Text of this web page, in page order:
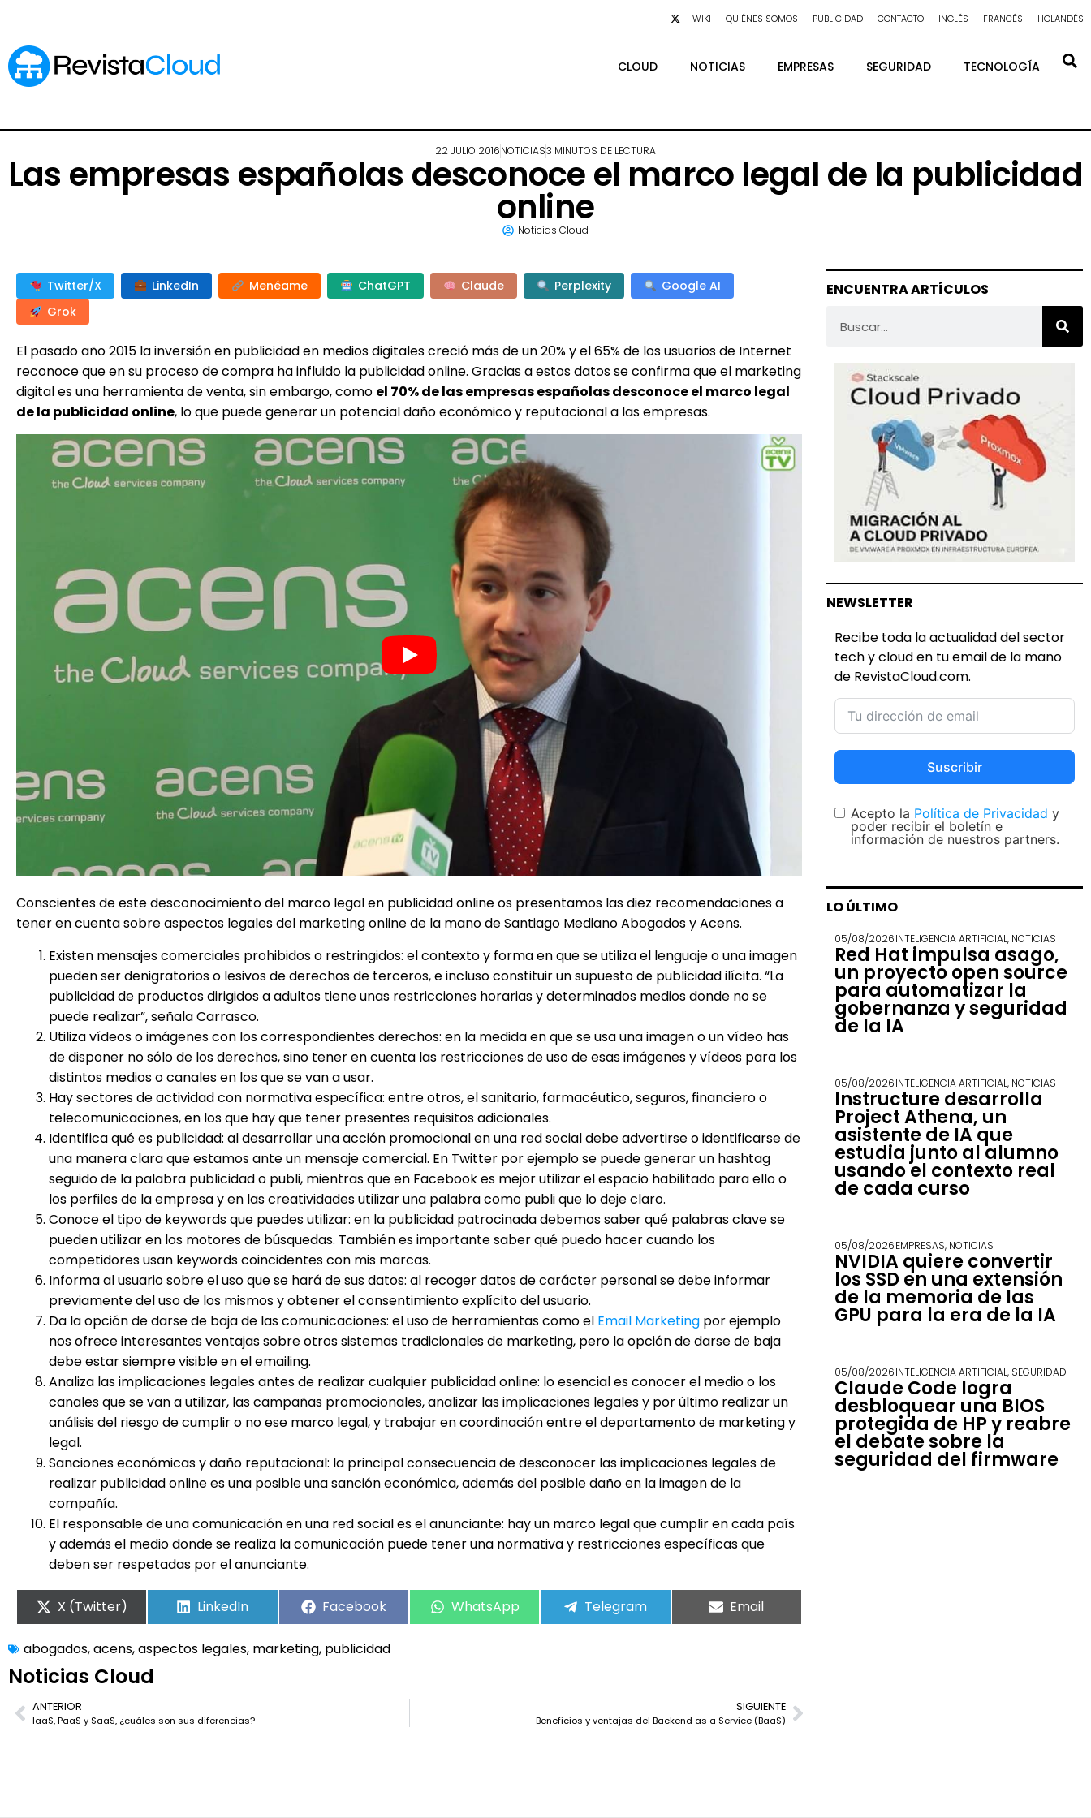
WIKI QUIÉNES SOMOS PUBLICIDAD CONTACTO INGLÉS FRANCÉS HOLANDÉS
CLOUD NOTICIAS EMPRESAS SEGURIDAD TECNOLOGÍA
22 JULIO 2016NOTICIAS3 MINUTOS DE LECTURA
Las empresas españolas desconoce el marco legal de la publicidad
online
Noticias Cloud
Twitter/X LinkedIn Menéame ChatGPT Claude Perplexity
Google AI
Grok
El pasado año 2015 la inversión en publicidad en medios digitales creció más de un 20% y el 65% de los usuarios de Internet
reconoce que en su proceso de compra ha influido la publicidad online. Gracias a estos datos se confirma que el marketing
digital es una herramienta de venta, sin embargo, como el 70% de las empresas españolas desconoce el marco legal
de la publicidad online, lo que puede generar un potencial daño económico y reputacional a las empresas.
Conscientes de este desconocimiento del marco legal en publicidad online os presentamos las diez recomendaciones a
tener en cuenta sobre aspectos legales del marketing online de la mano de Santiago Mediano Abogados y Acens.
Existen mensajes comerciales prohibidos o restringidos: el contexto y forma en que se utiliza el lenguaje o una imagen
pueden ser denigratorios o lesivos de derechos de terceros, e incluso constituir un supuesto de publicidad ilícita. “La
publicidad de productos dirigidos a adultos tiene unas restricciones horarias y determinados medios donde no se
puede realizar”, señala Carrasco.
Utiliza vídeos o imágenes con los correspondientes derechos: en la medida en que se usa una imagen o un vídeo has
de disponer no sólo de los derechos, sino tener en cuenta las restricciones de uso de esas imágenes y vídeos para los
distintos medios o canales en los que se van a usar.
Hay sectores de actividad con normativa específica: entre otros, el sanitario, farmacéutico, seguros, financiero o
telecomunicaciones, en los que hay que tener presentes requisitos adicionales.
Identifica qué es publicidad: al desarrollar una acción promocional en una red social debe advertirse o identificarse de
una manera clara que estamos ante un mensaje comercial. En Twitter por ejemplo se puede generar un hashtag
seguido de la palabra publicidad o publi, mientras que en Facebook es mejor utilizar el espacio habilitado para ello o
los perfiles de la empresa y en las creatividades utilizar una palabra como publi que lo deje claro.
Conoce el tipo de keywords que puedes utilizar: en la publicidad patrocinada debemos saber qué palabras clave se
pueden utilizar en los motores de búsquedas. También es importante saber qué puedo hacer cuando los
competidores usan keywords coincidentes con mis marcas.
Informa al usuario sobre el uso que se hará de sus datos: al recoger datos de carácter personal se debe informar
previamente del uso de los mismos y obtener el consentimiento explícito del usuario.
Da la opción de darse de baja de las comunicaciones: el uso de herramientas como el Email Marketing por ejemplo
nos ofrece interesantes ventajas sobre otros sistemas tradicionales de marketing, pero la opción de darse de baja
debe estar siempre visible en el emailing.
Analiza las implicaciones legales antes de realizar cualquier publicidad online: lo esencial es conocer el medio o los
canales que se van a utilizar, las campañas promocionales, analizar las implicaciones legales y por último realizar un
análisis del riesgo de cumplir o no ese marco legal, y trabajar en coordinación entre el departamento de marketing y
legal.
Sanciones económicas y daño reputacional: la principal consecuencia de desconocer las implicaciones legales de
realizar publicidad online es una posible una sanción económica, además del posible daño en la imagen de la
compañía.
El responsable de una comunicación en una red social es el anunciante: hay un marco legal que cumplir en cada país
y además el medio donde se realiza la comunicación puede tener una normativa y restricciones específicas que
deben ser respetadas por el anunciante.
X (Twitter) LinkedIn Facebook WhatsApp Telegram Email
abogados,acens,aspectos legales, marketing, publicidad
Noticias Cloud
ANTERIOR
IaaS, PaaS y SaaS, ¿cuáles son sus diferencias?
SIGUIENTE
Beneficios y ventajas del Backend as a Service (BaaS)
ENCUENTRA ARTÍCULOS
NEWSLETTER
Recibe toda la actualidad del sector
tech y cloud en tu email de la mano
de RevistaCloud.com.
Suscribir
Acepto la Política de Privacidad y
poder recibir el boletín e
información de nuestros partners.
LO ÚLTIMO
05/08/2026INTELIGENCIA ARTIFICIAL, NOTICIAS
Red Hat impulsa asago,
un proyecto open source
para automatizar la
gobernanza y seguridad
de la IA
05/08/2026INTELIGENCIA ARTIFICIAL, NOTICIAS
Instructure desarrolla
Project Athena, un
asistente de IA que
estudia junto al alumno
usando el contexto real
de cada curso
05/08/2026EMPRESAS, NOTICIAS
NVIDIA quiere convertir
los SSD en una extensión
de la memoria de las
GPU para la era de la IA
05/08/2026INTELIGENCIA ARTIFICIAL, SEGURIDAD
Claude Code logra
desbloquear una BIOS
protegida de HP y reabre
el debate sobre la
seguridad del firmware